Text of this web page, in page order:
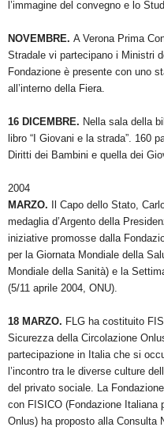
l’immagine del convegno e lo
NOVEMBRE. A Verona Prima
Stradale vi partecipano i Ministri
Fondazione è presente con uno
all’interno della Fiera.
16 DICEMBRE. Nella sala della
libro “I Giovani e la strada”. 160
Diritti dei Bambini e quella dei
2004
MARZO.
Il Capo dello Stato,
medaglia d’Argento della
iniziative promosse dalla
per la Giornata Mondiale della
Mondiale della Sanità) e la
(5/11 aprile 2004, ONU).
18 MARZO. FLG ha costituito
Sicurezza della Circolazione
partecipazione in Italia che si
l’incontro tra le diverse culture
del privato sociale. La
con FISICO (Fondazione Italiana
Onlus) ha proposto alla Consulta